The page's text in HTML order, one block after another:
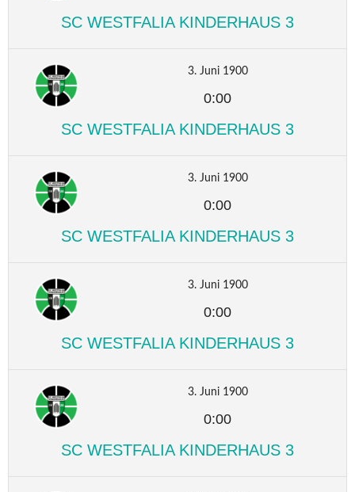
SC WESTFALIA KINDERHAUS 3
3. Juni 1900
0:00
SC WESTFALIA KINDERHAUS 3
3. Juni 1900
0:00
SC WESTFALIA KINDERHAUS 3
3. Juni 1900
0:00
SC WESTFALIA KINDERHAUS 3
3. Juni 1900
0:00
SC WESTFALIA KINDERHAUS 3